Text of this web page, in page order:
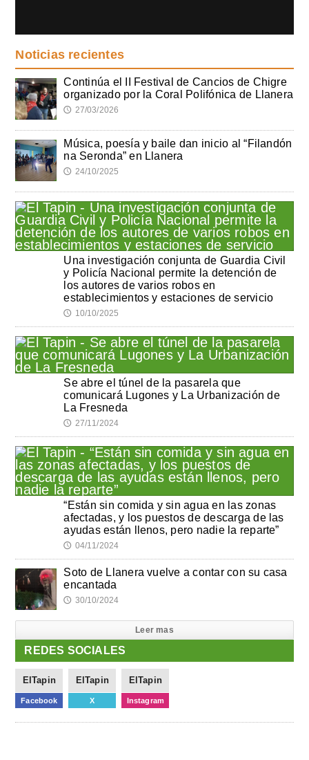
Noticias recientes
Continúa el II Festival de Cancios de Chigre
organizado por la Coral Polifónica de Llanera
🕔 27/03/2026
Música, poesía y baile dan inicio al “Filandón
na Seronda” en Llanera
🕔 24/10/2025
Una investigación conjunta de Guardia Civil
y Policía Nacional permite la detención de
los autores de varios robos en
establecimientos y estaciones de servicio
🕔 10/10/2025
Se abre el túnel de la pasarela que
comunicará Lugones y La Urbanización de
La Fresneda
🕔 27/11/2024
“Están sin comida y sin agua en las zonas
afectadas, y los puestos de descarga de las
ayudas están llenos, pero nadie la reparte”
🕔 04/11/2024
Soto de Llanera vuelve a contar con su casa
encantada
🕔 30/10/2024
Leer mas
REDES SOCIALES
ElTapin
Facebook
ElTapin
X
ElTapin
Instagram